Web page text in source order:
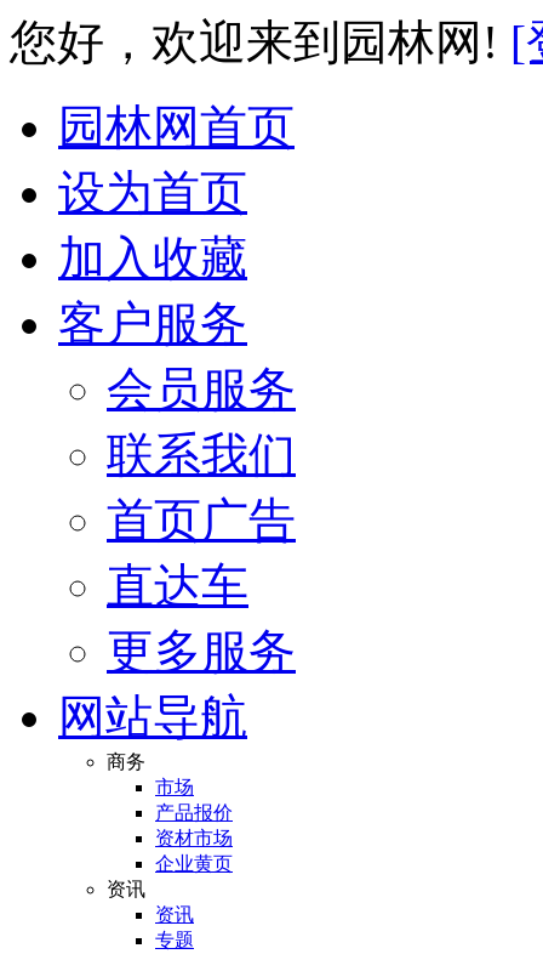
您好，欢迎来到园林网! [
园林网首页
设为首页
加入收藏
客户服务
会员服务
联系我们
首页广告
直达车
更多服务
网站导航
商务
市场
产品报价
资材市场
企业黄页
资讯
资讯
专题